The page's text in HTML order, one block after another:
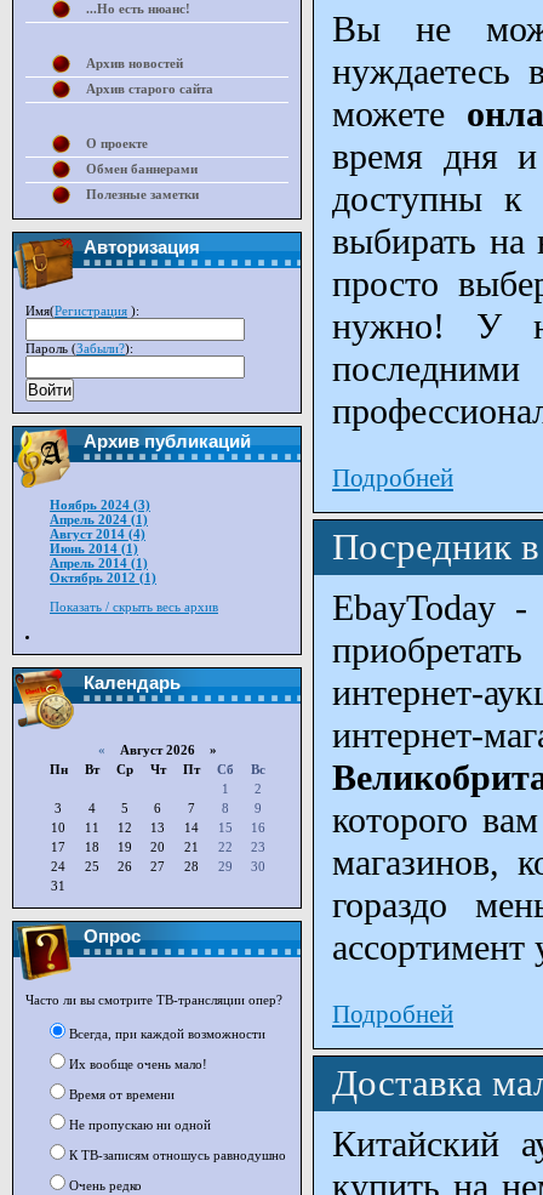
Вы не
можете
время дня
доступны к
выбирать на
просто
нужно! У
Подробней
Посредник
EbayToday
интернет-
которого
магазинов,
гораздо
ассортимент
Подробней
Доставка
Китайский
купить на
...Но есть нюанс!
Архив новостей
Архив старого сайта
О проекте
Обмен баннерами
Полезные заметки
Авторизация
Имя(Регистрация ):
Пароль (Забыли?):
Войти
Архив публикаций
Ноябрь 2024 (3)
Апрель 2024 (1)
Август 2014 (4)
Июнь 2014 (1)
Апрель 2014 (1)
Октябрь 2012 (1)
Показать / скрыть весь архив
Календарь
« Август 2026 »
Пн
Вт Ср Чт Пт Сб
Вс
1
2
3
4 5 6 7 8
9
10
11 12 13 14 15
16
17
18 19 20 21 22
23
24
25 26 27 28 29
30
31
Опрос
Часто ли вы смотрите ТВ-трансляции опер?
Всегда, при каждой возможности
Их вообще очень мало!
Время от времени
Не пропускаю ни одной
К ТВ-записям отношусь равнодушно
Очень редко